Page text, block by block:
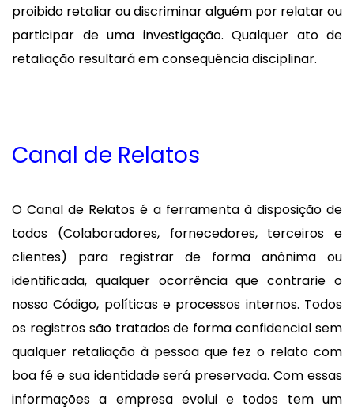
proibido retaliar ou discriminar alguém por relatar ou
participar de uma investigação. Qualquer ato de
retaliação resultará em consequência disciplinar.
Canal de Relatos
O Canal de Relatos é a ferramenta à disposição de
todos (Colaboradores, fornecedores, terceiros e
clientes) para registrar de forma anônima ou
identificada, qualquer ocorrência que contrarie o
nosso Código, políticas e processos internos. Todos
os registros são tratados de forma confidencial sem
qualquer retaliação à pessoa que fez o relato com
boa fé e sua identidade será preservada. Com essas
informações a empresa evolui e todos tem um